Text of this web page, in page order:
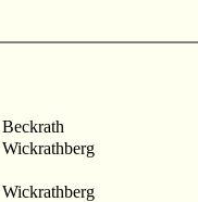
Beckrath
Wickrathberg
Wickrathberg